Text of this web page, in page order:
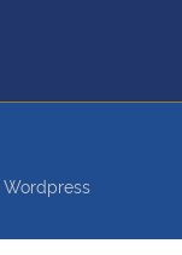
Wordpress